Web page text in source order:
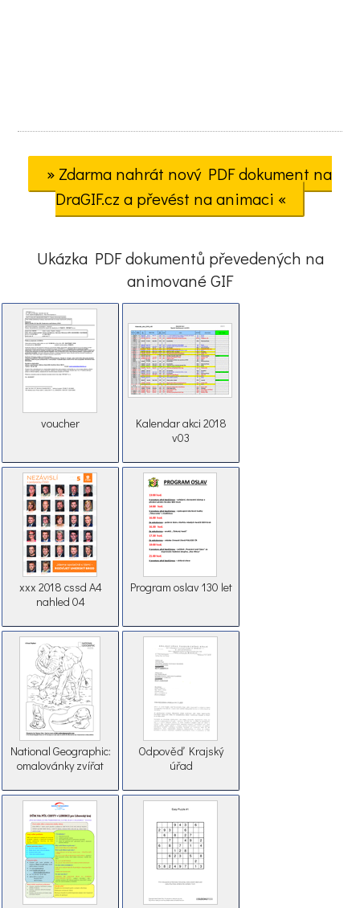
» Zdarma nahrát nový PDF dokument na
DraGIF.cz a převést na animaci «
Ukázka PDF dokumentů převedených na
animované GIF
voucher
Kalendar akci 2018
v03
xxx 2018 cssd A4
nahled 04
Program oslav 130 let
National Geographic:
omalovánky zvířat
Odpověď Krajský
úřad